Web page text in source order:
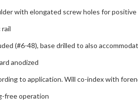
with elongated screw holes for
rail
(#6-48), base drilled to also
anodized
to application. Will co-index with
free operation